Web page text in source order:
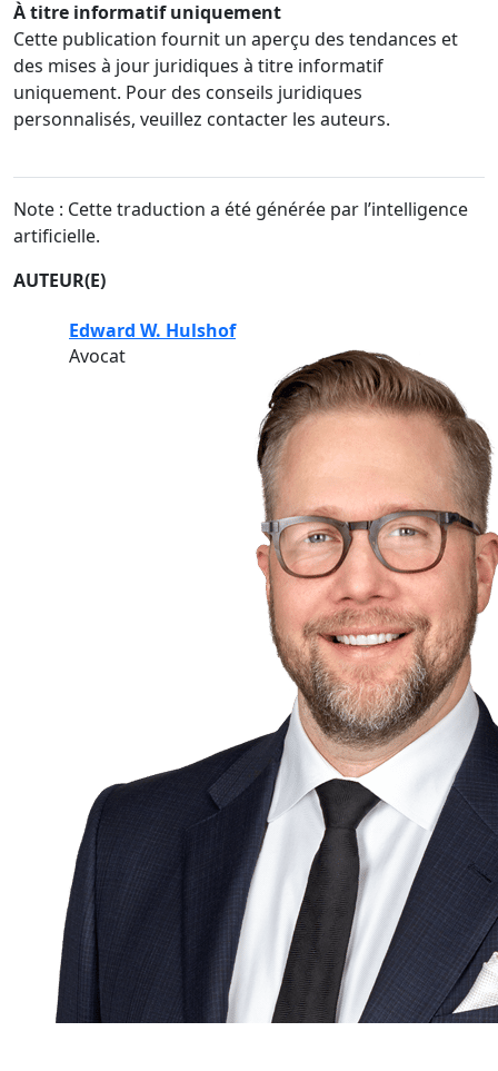
À titre informatif uniquement
Cette publication fournit un aperçu des tendances et
des mises à jour juridiques à titre informatif
uniquement. Pour des conseils juridiques
personnalisés, veuillez contacter les auteurs.
Note : Cette traduction a été générée par l’intelligence
artificielle.
AUTEUR(E)
Edward W. Hulshof
Avocat